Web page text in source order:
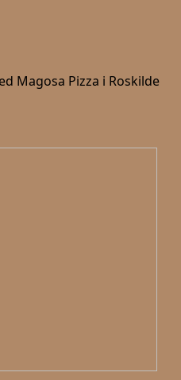
Magosa Pizza i Roskilde